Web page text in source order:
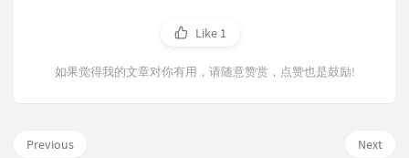
Like 1
如果觉得我的文章对你有用，请随意赞赏，点赞也是鼓励!
Next
Previous